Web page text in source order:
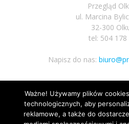
Przegląd
ul. Marcina
32-300
tel: 504 178
Napisz do nas:
Podążaj
Ważne! Używamy plików
technologicznych, aby
reklamowe, a także do